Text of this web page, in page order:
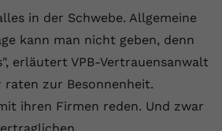
in der Schwebe. Allgemeine
kann man nicht geben, denn
erläutert VPB-Vertrauensanwalt
raten zur Besonnenheit.
ihren Firmen reden. Und zwar
Wert speichert Ihre Consent-
Unter anderem eine
generierte ID, für die
Speicherung Ihrer
Einstellungen, falls der
Betreiber dies eingestellt
und statistische
zu erfassen.
Ads
von Google Ads für das
Tracking verwendet, um
Website externe Inhalte,
Informationen anzubieten.